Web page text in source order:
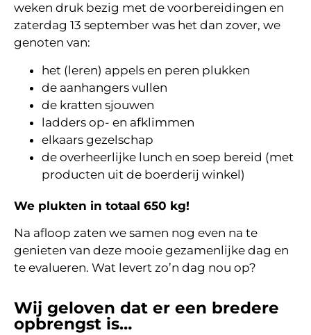
weken druk bezig met de voorbereidingen en
zaterdag 13 september was het dan zover, we
genoten van:
het (leren) appels en peren plukken
de aanhangers vullen
de kratten sjouwen
ladders op- en afklimmen
elkaars gezelschap
de overheerlijke lunch en soep bereid (met
producten uit de boerderij winkel)
We plukten in totaal 650 kg!
Na afloop zaten we samen nog even na te
genieten van deze mooie gezamenlijke dag en
te evalueren. Wat levert zo’n dag nou op?
Wij geloven dat er een bredere
opbrengst is…